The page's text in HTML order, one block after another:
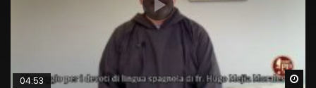
04:53